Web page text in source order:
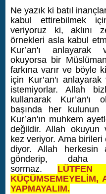
Ne yazık ki batıl
kabul ettirebilmek
veriyoruz ki, aklını
örnekleri asla kabul
Kur’an'ı anlayarak
okuyorsa bir
farkına varır ve böyle
için Kur’an'ı
istemiyorlar. Allah
kullanarak Kur’an'ı
başında her kulunun
Kur’an'ın muhkem
değildir. Allah okuyun
kez veriyor. Ama birileri
diyor. Allah herkesin
gönderip,
sormaz. LÜTFEN
KÜÇÜMSEMEYELİM,
YAPMAYALIM.